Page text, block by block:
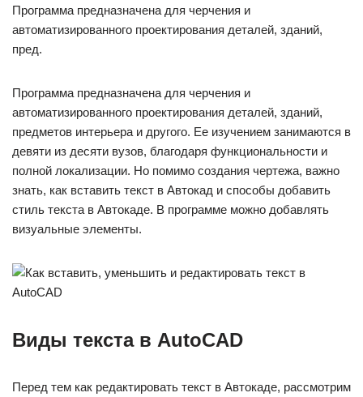
Программа предназначена для черчения и
автоматизированного проектирования деталей, зданий,
пред.
Программа предназначена для черчения и
автоматизированного проектирования деталей, зданий,
предметов интерьера и другого. Ее изучением занимаются в
девяти из десяти вузов, благодаря функциональности и
полной локализации. Но помимо создания чертежа, важно
знать, как вставить текст в Автокад и способы добавить
стиль текста в Автокаде. В программе можно добавлять
визуальные элементы.
Виды текста в AutoCAD
Перед тем как редактировать текст в Автокаде, рассмотрим